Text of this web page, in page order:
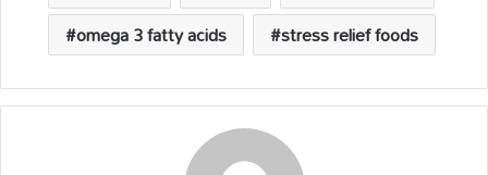
omega 3 fatty acids
stress relief foods